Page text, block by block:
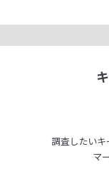
調査したい
マ